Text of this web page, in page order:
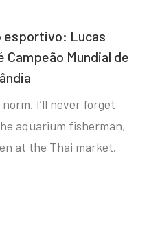
esportivo: Lucas
Campeão Mundial de
I’ll never forget
aquarium fisherman,
at the Thai market.